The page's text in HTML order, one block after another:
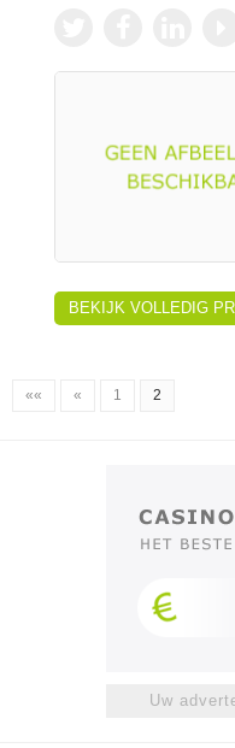
BEKIJK VOLLEDIG
«« « 1 2
Uw